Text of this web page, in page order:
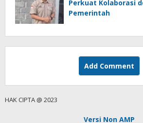
Perkuat Kolaborasi
Pemerintah
Add Comment
HAK CIPTA @ 2023
Versi Non AMP